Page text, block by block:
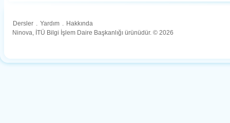
Dersler . Yardım . Hakkında
Ninova, İTÜ Bilgi İşlem Daire Başkanlığı ürünüdür. © 2026